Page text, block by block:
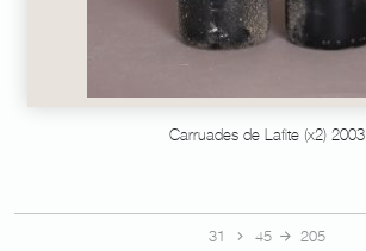
Carruades de Lafite (x2) 2003
31 45 205